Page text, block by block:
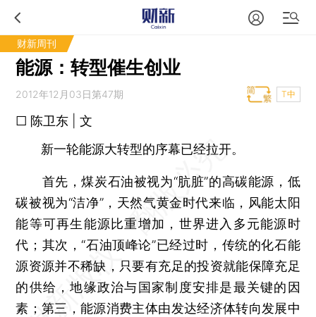
财新周刊
能源：转型催生创业
2012年12月03日第47期 T中
□ 陈卫东 | 文
新一轮能源大转型的序幕已经拉开。
首先，煤炭石油被视为“肮脏”的高碳能源，低
碳被视为“洁净”，天然气黄金时代来临，风能太阳
能等可再生能源比重增加，世界进入多元能源时
代；其次，“石油顶峰论”已经过时，传统的化石能
源资源并不稀缺，只要有充足的投资就能保障充足
的供给，地缘政治与国家制度安排是最关键的因
素；第三，能源消费主体由发达经济体转向发展中